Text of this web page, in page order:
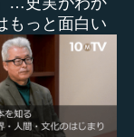
もっと面白い